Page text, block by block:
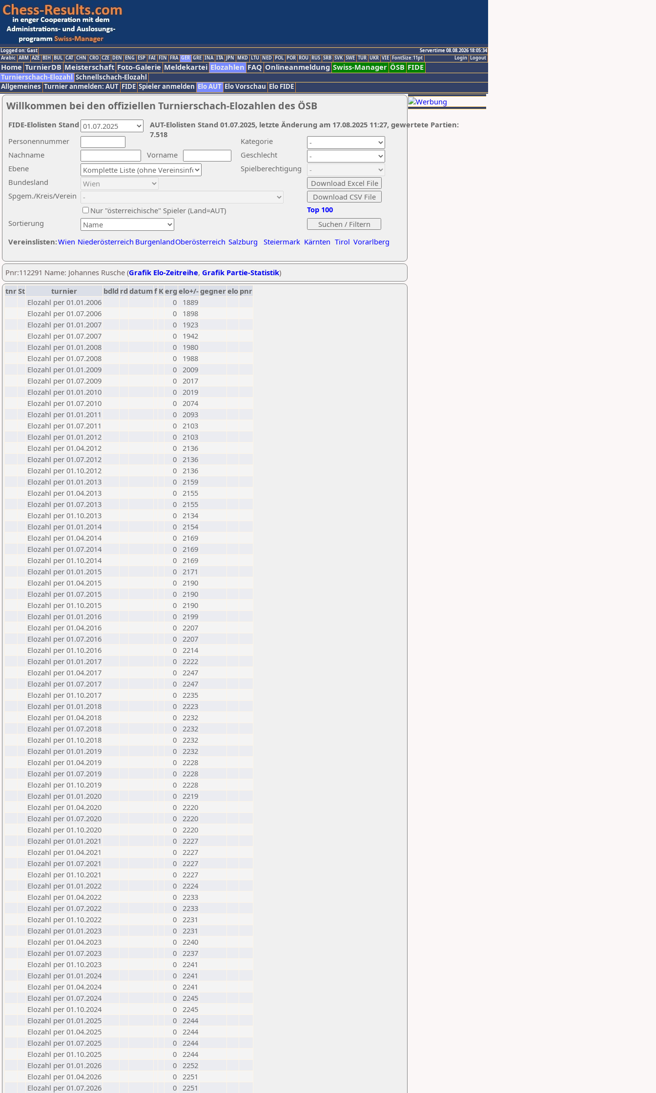
Logged on: Gast
Servertime 08.08.2026 18:05:34
Logout
Login
Arabic ARM AZE BIH BUL CAT CHN CRO CZE DEN ENG ESP FAI FIN FRA GER GRE INA ITA JPN MKD LTU NED POL POR ROU RUS SRB SVK SWE TUR UKR VIE FontSize:11pt
Home TurnierDB Meisterschaft Foto-Galerie Meldekartei Elozahlen FAQ Onlineanmeldung Swiss-Manager ÖSB FIDE
Turnierschach-Elozahl Schnellschach-Elozahl
Allgemeines Turnier anmelden: AUT FIDE Spieler anmelden Elo AUT Elo Vorschau Elo FIDE
Willkommen bei den offiziellen Turnierschach-Elozahlen des ÖSB
Nachname
Vorname
Ebene
Kategorie
Sortierung
Personennummer
Bundesland
Spgem./Kreis/Verein
Geschlecht
Nur "österreichische" Spieler (Land=AUT)
Spielberechtigung
Vereinslisten:Wien Niederösterreich BurgenlandOberösterreich Salzburg Steiermark Kärnten Tirol Vorarlberg
Top 100
AUT-Elolisten Stand 01.07.2025, letzte Änderung am 17.08.2025 11:27, gewertete Partien:
7.518
FIDE-Elolisten Stand
Pnr:112291 Name: Johannes Rusche (Grafik Elo-Zeitreihe, Grafik Partie-Statistik)
tnrSt turnier bdld rd datumf Kerg elo+/-gegnerelo pnr
Elozahl per 01.01.2006
0
1889
Elozahl per 01.07.2006
0
1898
Elozahl per 01.01.2007
0
1923
Elozahl per 01.07.2007
0
1942
Elozahl per 01.01.2008
0
1980
Elozahl per 01.07.2008
0
1988
Elozahl per 01.01.2009
0 2009
Elozahl per 01.07.2009
0 2017
Elozahl per 01.01.2010
0 2019
Elozahl per 01.07.2010
0 2074
Elozahl per 01.01.2011
0 2093
Elozahl per 01.07.2011
0 2103
Elozahl per 01.01.2012
0 2103
Elozahl per 01.04.2012
0 2136
Elozahl per 01.07.2012
0 2136
Elozahl per 01.10.2012
0 2136
Elozahl per 01.01.2013
0 2159
Elozahl per 01.04.2013
0 2155
Elozahl per 01.07.2013
0 2155
Elozahl per 01.10.2013
0 2134
Elozahl per 01.01.2014
0 2154
Elozahl per 01.04.2014
0 2169
Elozahl per 01.07.2014
0 2169
Elozahl per 01.10.2014
0 2169
Elozahl per 01.01.2015
0 2171
Elozahl per 01.04.2015
0 2190
Elozahl per 01.07.2015
0 2190
Elozahl per 01.10.2015
0 2190
Elozahl per 01.01.2016
0 2199
Elozahl per 01.04.2016
0 2207
Elozahl per 01.07.2016
0 2207
Elozahl per 01.10.2016
0 2214
Elozahl per 01.01.2017
0 2222
Elozahl per 01.04.2017
0 2247
Elozahl per 01.07.2017
0 2247
Elozahl per 01.10.2017
0 2235
Elozahl per 01.01.2018
0 2223
Elozahl per 01.04.2018
0 2232
Elozahl per 01.07.2018
0 2232
Elozahl per 01.10.2018
0 2232
Elozahl per 01.01.2019
0 2232
Elozahl per 01.04.2019
0 2228
Elozahl per 01.07.2019
0 2228
Elozahl per 01.10.2019
0 2228
Elozahl per 01.01.2020
0 2219
Elozahl per 01.04.2020
0 2220
Elozahl per 01.07.2020
0 2220
Elozahl per 01.10.2020
0 2220
Elozahl per 01.01.2021
0 2227
Elozahl per 01.04.2021
0 2227
Elozahl per 01.07.2021
0 2227
Elozahl per 01.10.2021
0 2227
Elozahl per 01.01.2022
0 2224
Elozahl per 01.04.2022
0 2233
Elozahl per 01.07.2022
0 2233
Elozahl per 01.10.2022
0 2231
Elozahl per 01.01.2023
0 2231
Elozahl per 01.04.2023
0 2240
Elozahl per 01.07.2023
0 2237
Elozahl per 01.10.2023
0 2241
Elozahl per 01.01.2024
0 2241
Elozahl per 01.04.2024
0 2241
Elozahl per 01.07.2024
0 2245
Elozahl per 01.10.2024
0 2245
Elozahl per 01.01.2025
0 2244
Elozahl per 01.04.2025
0 2244
Elozahl per 01.07.2025
0 2244
Elozahl per 01.10.2025
0 2244
Elozahl per 01.01.2026
0 2252
Elozahl per 01.04.2026
0 2251
Elozahl per 01.07.2026
0 2251